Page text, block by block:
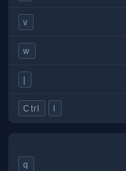
v
w
|
Ctrl l
q